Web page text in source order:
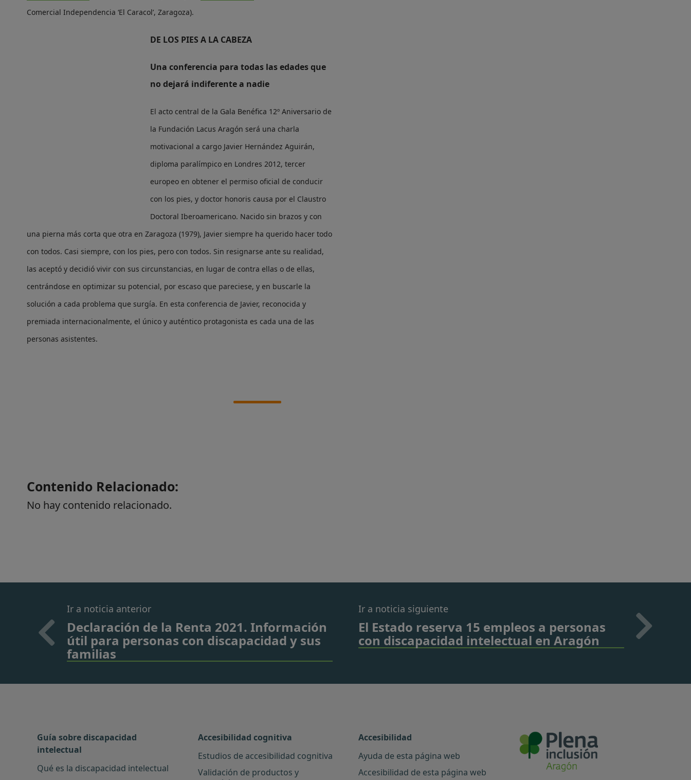
Comercial Independencia ‘El Caracol’, Zaragoza).
DE LOS PIES A LA CABEZA
Una conferencia para todas las edades que
no dejará indiferente a nadie
El acto central de la Gala Benéfica 12º Aniversario de
la Fundación Lacus Aragón será una charla
motivacional a cargo Javier Hernández Aguirán,
diploma paralímpico en Londres 2012, tercer
europeo en obtener el permiso oficial de conducir
con los pies, y doctor honoris causa por el Claustro
Doctoral Iberoamericano. Nacido sin brazos y con
una pierna más corta que otra en Zaragoza (1979), Javier siempre ha querido hacer todo
con todos. Casi siempre, con los pies, pero con todos. Sin resignarse ante su realidad,
las aceptó y decidió vivir con sus circunstancias, en lugar de contra ellas o de ellas,
centrándose en optimizar su potencial, por escaso que pareciese, y en buscarle la
solución a cada problema que surgía. En esta conferencia de Javier, reconocida y
premiada internacionalmente, el único y auténtico protagonista es cada una de las
personas asistentes.
Contenido Relacionado:
No hay contenido relacionado.
Ir a noticia anterior
Declaración de la Renta 2021. Información
útil para personas con discapacidad y sus
familias
Ir a noticia siguiente
El Estado reserva 15 empleos a personas
con discapacidad intelectual en Aragón
Guía sobre discapacidad
intelectual
Qué es la discapacidad intelectual
Accesibilidad cognitiva
Estudios de accesibilidad cognitiva
Validación de productos y
Accesibilidad
Ayuda de esta página web
Accesibilidad de esta página web